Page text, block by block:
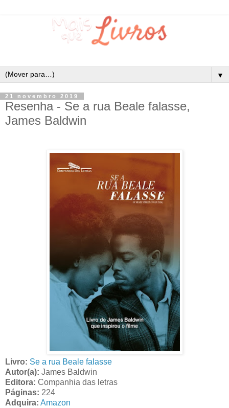
▼
21 novembro 2019
Resenha - Se a rua Beale falasse,
James Baldwin
Livro: Se a rua Beale falasse
Autor(a): James Baldwin
Editora: Companhia das letras
Páginas: 224
Adquira: Amazon